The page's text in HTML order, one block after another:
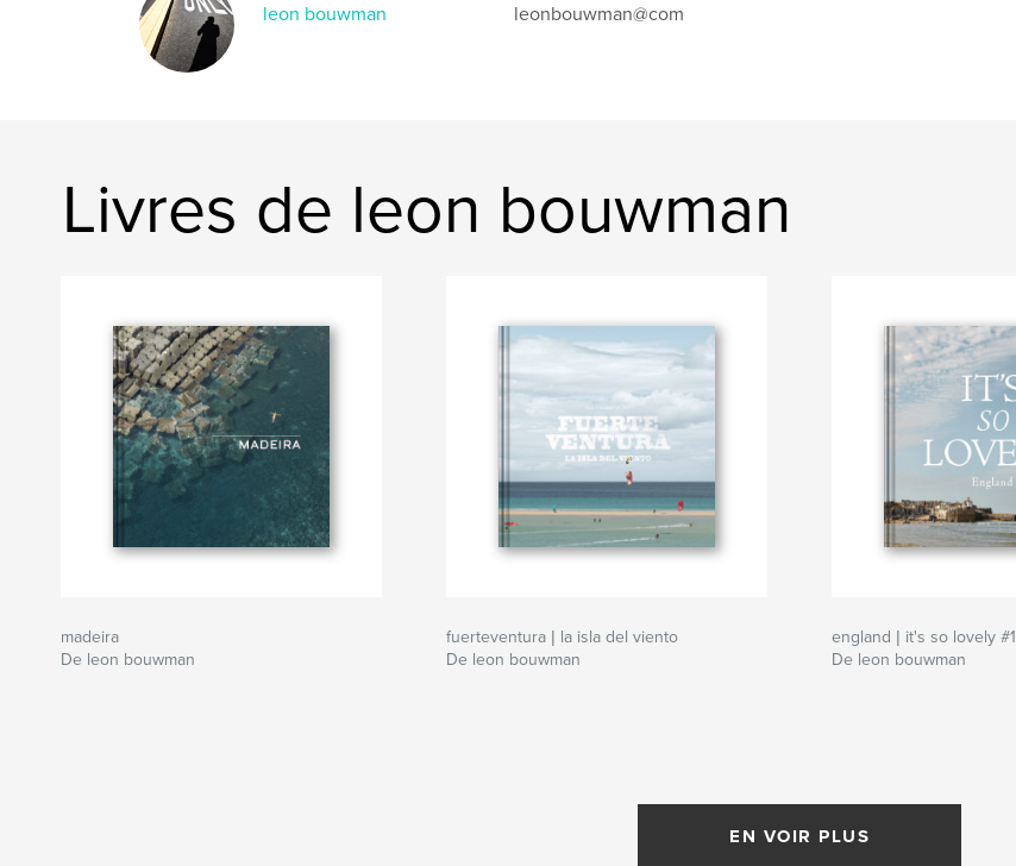
leon bouwman leonbouwman@com
Livres de leon bouwman
madeira
De leon bouwman
fuerteventura | la isla del viento
De leon bouwman
england | it's so lovely #1
De leon bouwman
EN VOIR PLUS